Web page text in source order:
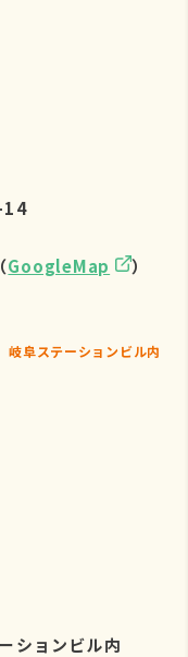
14
GoogleMap
）
岐阜ステーションビル内
ションビル内